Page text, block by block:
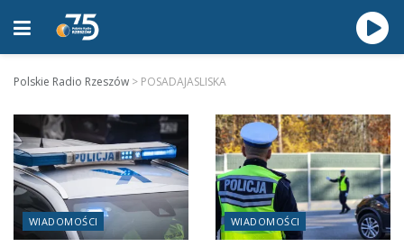
Polskie Radio Rzeszów > POSADAJASLISKA
WIADOMOŚCI WIADOMOŚCI